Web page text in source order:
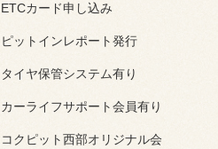
ETCカード申し込み
ピットインレポート発行
タイヤ保管システム有り
カーライフサポート会員有り
コクピット西部オリジナル会